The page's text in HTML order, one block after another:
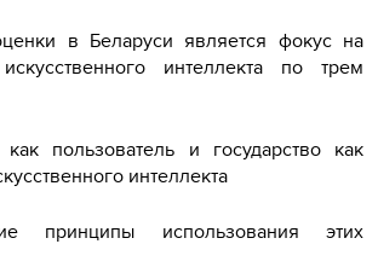
в Беларуси является фокус на
интеллекта по трем
как пользователь и государство как
интеллекта
принципы использования этих